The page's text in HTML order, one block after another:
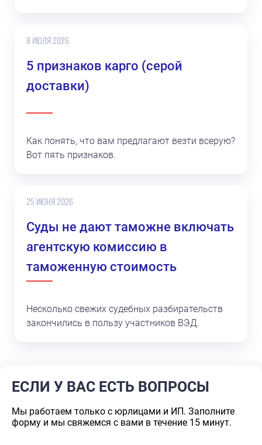
8 ИЮЛЯ 2026
5 признаков карго (серой
доставки)
Как понять, что вам предлагают везти всерую?
Вот пять признаков.
25 ИЮНЯ 2026
Суды не дают таможне включать
агентскую комиссию в
таможенную стоимость
Несколько свежих судебных разбирательств
закончились в пользу участников ВЭД.
ЕСЛИ У ВАС ЕСТЬ ВОПРОСЫ
Мы работаем только с юрлицами и ИП. Заполните
форму и мы свяжемся с вами в течение 15 минут.